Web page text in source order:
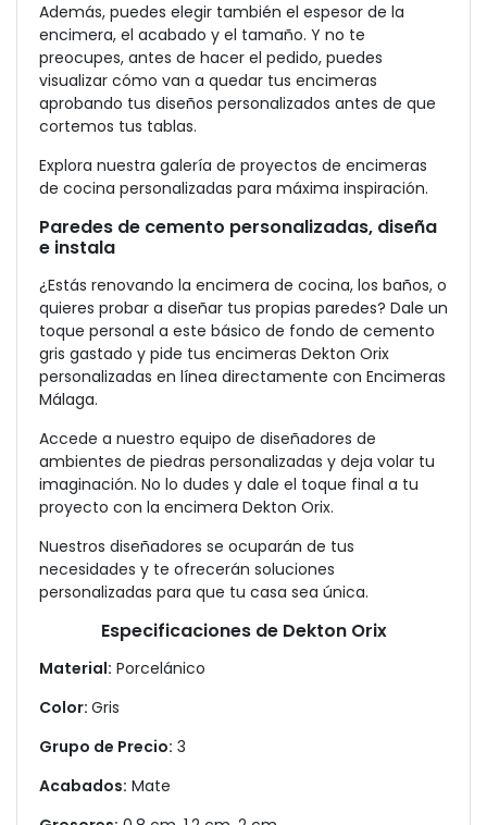
Además, puedes elegir también el espesor de la
encimera, el acabado y el tamaño. Y no te
preocupes, antes de hacer el pedido, puedes
visualizar cómo van a quedar tus encimeras
aprobando tus diseños personalizados antes de que
cortemos tus tablas.
Explora nuestra galería de proyectos de encimeras
de cocina personalizadas para máxima inspiración.
Paredes de cemento personalizadas, diseña
e instala
¿Estás renovando la encimera de cocina, los baños, o
quieres probar a diseñar tus propias paredes? Dale un
toque personal a este básico de fondo de cemento
gris gastado y pide tus encimeras Dekton Orix
personalizadas en línea directamente con Encimeras
Málaga.
Accede a nuestro equipo de diseñadores de
ambientes de piedras personalizadas y deja volar tu
imaginación. No lo dudes y dale el toque final a tu
proyecto con la encimera Dekton Orix.
Nuestros diseñadores se ocuparán de tus
necesidades y te ofrecerán soluciones
personalizadas para que tu casa sea única.
Especificaciones de Dekton Orix
Material: Porcelánico
Color: Gris
Grupo de Precio: 3
Acabados: Mate